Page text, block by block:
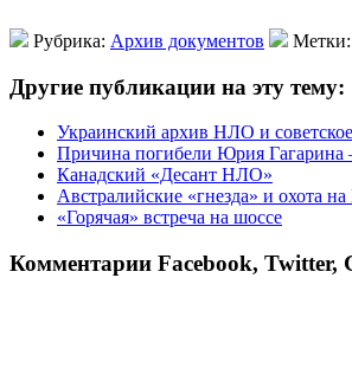
Рубрика: Архив документов Метки:
Другие публикации на эту тему:
Украинский архив НЛО и
Причина погибели Юрия Гагарина
Канадский «Десант НЛО»
Австралийские «гнезда» и охота
«Горячая» встреча на шоссе
Комментарии Facebook, Twitter,